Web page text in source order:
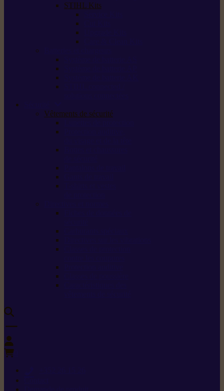
STIHL Kits
Vêtements de sécurité